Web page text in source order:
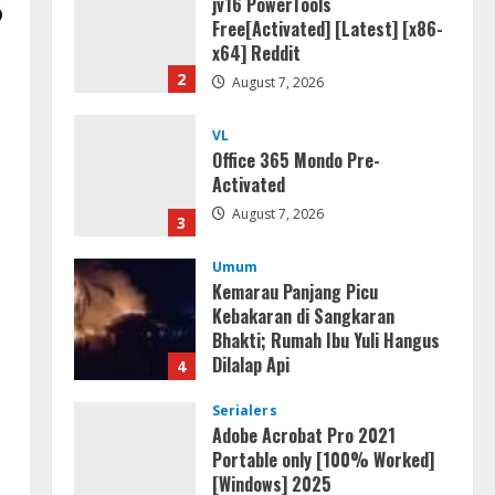
2
Free[Activated] [Latest] [x86-
x64] Reddit
August 7, 2026
3
VL
Office 365 Mondo Pre-
Activated
August 7, 2026
4
Umum
Kemarau Panjang Picu
Kebakaran di Sangkaran
Bhakti; Rumah Ibu Yuli Hangus
Dilalap Api
Serialers
Adobe Acrobat Pro 2021
Portable only [100% Worked]
[Windows] 2025